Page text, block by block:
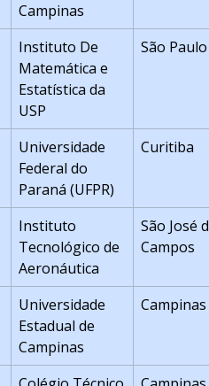
Campinas
Instituto De
Matemática e
Estatística da
USP
São Paulo
Universidade
Federal do
Paraná (UFPR)
Curitiba
Instituto
Tecnológico de
Aeronáutica
São José
Campos
Universidade
Estadual de
Campinas
Campinas